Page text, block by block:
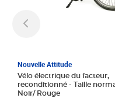
Nouvelle Attitude
Vélo électrique du facteur,
reconditionné - Taille normale -
Noir/ Rouge